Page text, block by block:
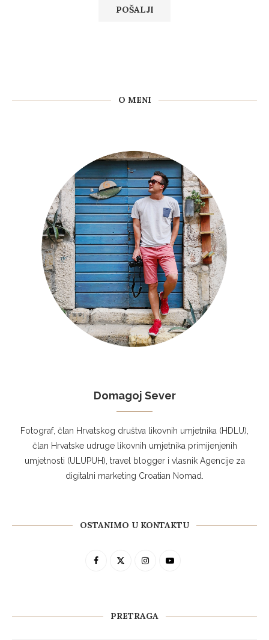
O MENI
Domagoj Sever
Fotograf, član Hrvatskog društva likovnih umjetnika (HDLU),
član Hrvatske udruge likovnih umjetnika primijenjenih
umjetnosti (ULUPUH), travel blogger i vlasnik Agencije za
digitalni marketing Croatian Nomad.
OSTANIMO U KONTAKTU
PRETRAGA